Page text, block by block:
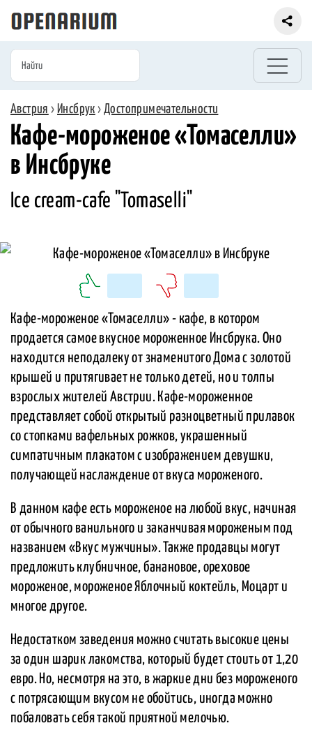
Австрия › Инсбрук ›Достопримечательности
Кафе-мороженое «Томаселли»
в Инсбруке
Ice cream-cafe "Tomaselli"
Кафе-мороженое «Томаселли» - кафе, в котором
продается самое вкусное мороженное Инсбрука. Оно
находится неподалеку от знаменитого Дома с золотой
крышей и притягивает не только детей, но и толпы
взрослых жителей Австрии. Кафе-мороженное
представляет собой открытый разноцветный прилавок
со стопками вафельных рожков, украшенный
симпатичным плакатом с изображением девушки,
получающей наслаждение от вкуса мороженого.
В данном кафе есть мороженое на любой вкус, начиная
от обычного ванильного и заканчивая мороженым под
названием «Вкус мужчины». Также продавцы могут
предложить клубничное, банановое, ореховое
мороженое, мороженое Яблочный коктейль, Моцарт и
многое другое.
Недостатком заведения можно считать высокие цены
за один шарик лакомства, который будет стоить от 1,20
евро. Но, несмотря на это, в жаркие дни без мороженого
с потрясающим вкусом не обойтись, иногда можно
побаловать себя такой приятной мелочью.